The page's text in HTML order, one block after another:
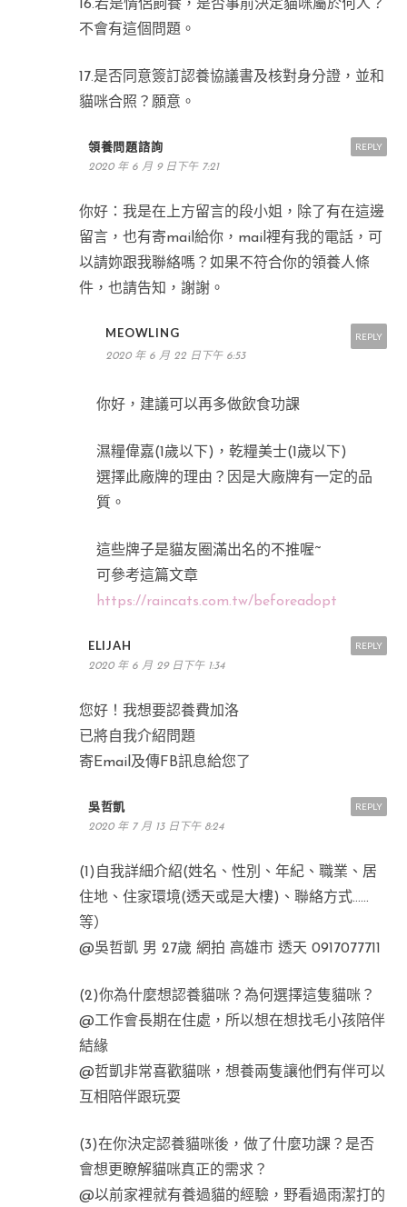
16.若是情侶飼養，是否事前決定貓咪屬於何人？
不會有這個問題。
17.是否同意簽訂認養協議書及核對身分證，並和
貓咪合照？願意。
領養問題諮詢
2020 年 6 月 9 日下午 7:21
你好：我是在上方留言的段小姐，除了有在這邊
留言，也有寄mail給你，mail裡有我的電話，可
以請妳跟我聯絡嗎？如果不符合你的領養人條
件，也請告知，謝謝。
REPLY
MEOWLING
2020 年 6 月 22 日下午 6:53
你好，建議可以再多做飲食功課
濕糧偉嘉(1歲以下)，乾糧美士(1歲以下)
選擇此廠牌的理由？因是大廠牌有一定的品
質。
這些牌子是貓友圈滿出名的不推喔~
可參考這篇文章
https://raincats.com.tw/beforeadopt
REPLY
ELIJAH
2020 年 6 月 29 日下午 1:34
您好！我想要認養費加洛
已將自我介紹問題
寄Email及傳FB訊息給您了
REPLY
吳哲凱
2020 年 7 月 13 日下午 8:24
(1)自我詳細介紹(姓名、性別、年紀、職業、居
住地、住家環境(透天或是大樓)、聯絡方式……
等）
@吳哲凱 男 27歲 網拍 高雄市 透天 0917077711
(2)你為什麼想認養貓咪？為何選擇這隻貓咪？
@工作會長期在住處，所以想在想找毛小孩陪伴
結緣
@哲凱非常喜歡貓咪，想養兩隻讓他們有伴可以
互相陪伴跟玩耍
(3)在你決定認養貓咪後，做了什麼功課？是否
會想更瞭解貓咪真正的需求？
@以前家裡就有養過貓的經驗，野看過雨潔打的
REPLY